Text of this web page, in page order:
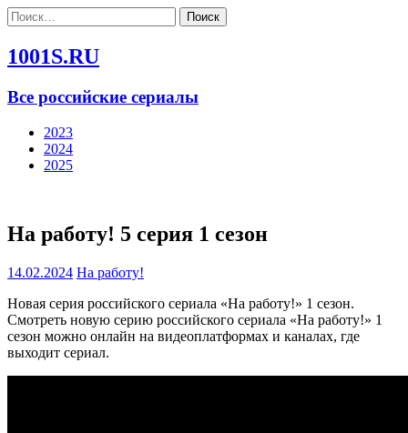
Найти:
1001S.RU
Все российские сериалы
2023
2024
2025
На работу! 5 серия 1 сезон
14.02.2024 На работу!
Новая серия российского сериала «На работу!» 1 сезон.
Смотреть новую серию российского сериала «На работу!» 1
сезон можно онлайн на видеоплатформах и каналах, где
выходит сериал.